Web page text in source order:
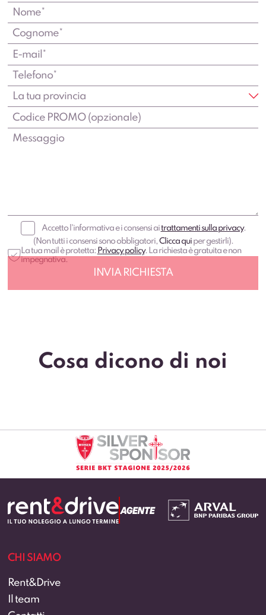
Accetto l'informativa e i consensi aitrattamenti sulla privacy.
(Non tutti i consensi sono obbligatori,Clicca quiper gestirli).
La tua mail è protetta: Privacy policy. La richiesta è gratuita e non
impegnativa.
Cosa dicono di noi
CHI SIAMO
Rent&Drive
Il team